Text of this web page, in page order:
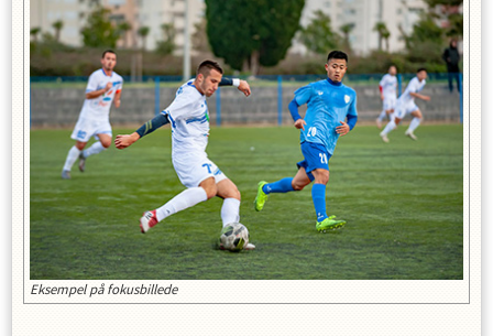
Eksempel på fokusbillede